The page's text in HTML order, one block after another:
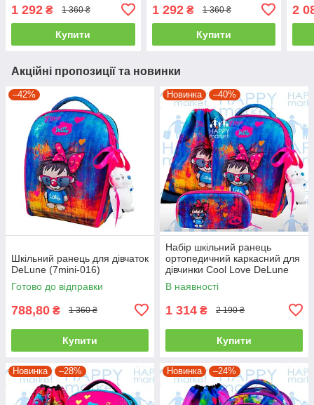
1 292 ₴ 1 360 ₴
Купити
1 292₴ 1 360 ₴
Купити
2
Акційні пропозиції та новинки
–42%
Шкільний ранець для дівчаток
DeLune (7mini-016)
Готово до відправки
788,80 ₴ 1 360 ₴
Купити
Новинка –40%
Набір шкільний ранець
ортопедичний каркасний для
дівчинки Cool Love DeLune
7mini-016
В наявності
1 314 ₴ 2 190 ₴
Купити
Новинка –28% Новинка –24%